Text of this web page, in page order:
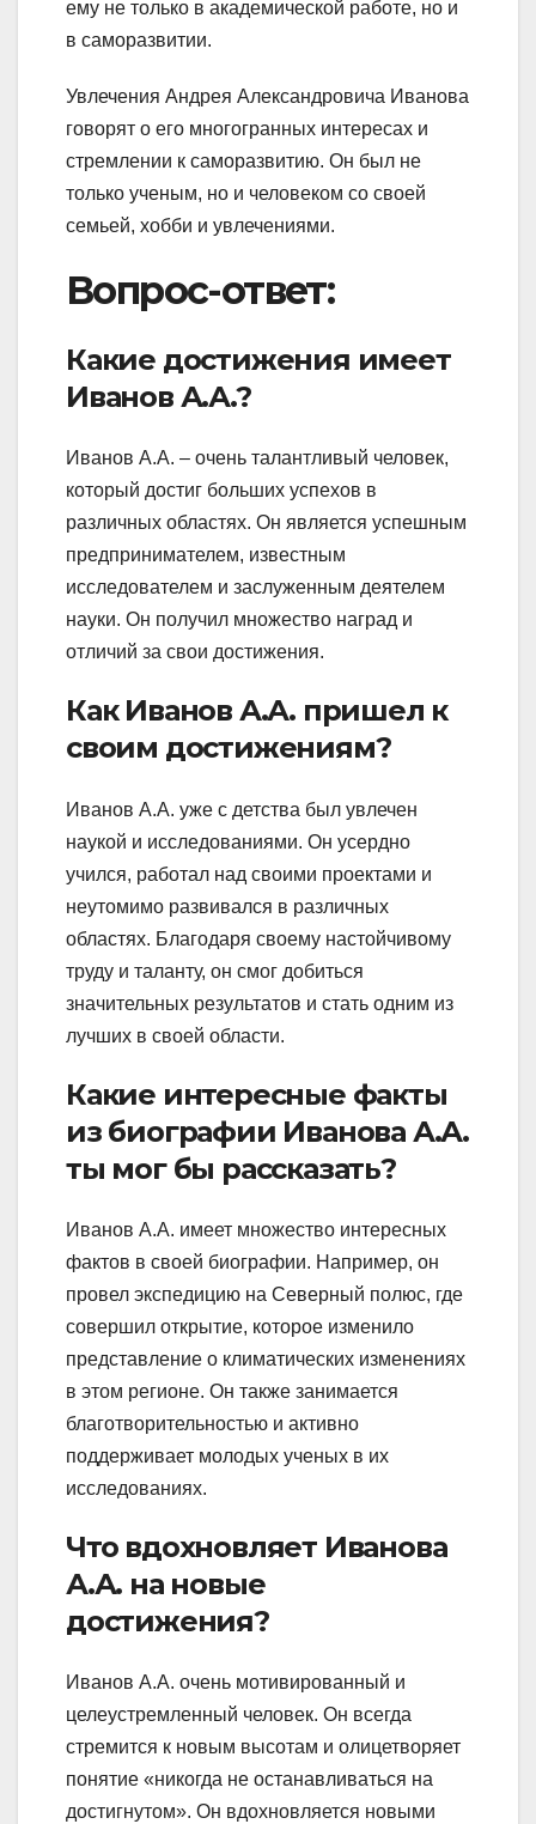
ему не только в академической работе, но и
в саморазвитии.
Увлечения Андрея Александровича Иванова
говорят о его многогранных интересах и
стремлении к саморазвитию. Он был не
только ученым, но и человеком со своей
семьей, хобби и увлечениями.
Вопрос-ответ:
Какие достижения имеет
Иванов А.А.?
Иванов А.А. – очень талантливый человек,
который достиг больших успехов в
различных областях. Он является успешным
предпринимателем, известным
исследователем и заслуженным деятелем
науки. Он получил множество наград и
отличий за свои достижения.
Как Иванов А.А. пришел к
своим достижениям?
Иванов А.А. уже с детства был увлечен
наукой и исследованиями. Он усердно
учился, работал над своими проектами и
неутомимо развивался в различных
областях. Благодаря своему настойчивому
труду и таланту, он смог добиться
значительных результатов и стать одним из
лучших в своей области.
Какие интересные факты
из биографии Иванова А.А.
ты мог бы рассказать?
Иванов А.А. имеет множество интересных
фактов в своей биографии. Например, он
провел экспедицию на Северный полюс, где
совершил открытие, которое изменило
представление о климатических изменениях
в этом регионе. Он также занимается
благотворительностью и активно
поддерживает молодых ученых в их
исследованиях.
Что вдохновляет Иванова
А.А. на новые
достижения?
Иванов А.А. очень мотивированный и
целеустремленный человек. Он всегда
стремится к новым высотам и олицетворяет
понятие «никогда не останавливаться на
достигнутом». Он вдохновляется новыми